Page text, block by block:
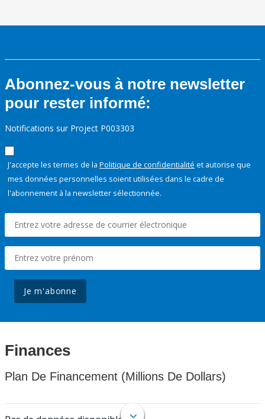
Abonnez-vous à notre newsletter
pour rester informé:
Notifications sur Project P003303
J'accepte les termes de la Politique de confidentialité et autorise que
mes données personnelles soient utilisées dans le cadre de
l'abonnement à la newsletter sélectionnée.
Je m'abonne
Finances
Plan De Financement (Millions De Dollars)